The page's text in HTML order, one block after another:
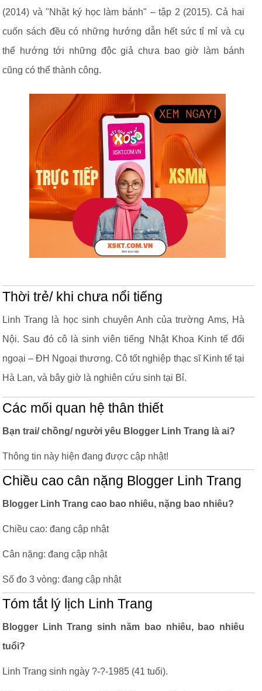
(2014) và "Nhật ký học làm bánh" – tập 2 (2015). Cả hai
cuốn sách đều có những hướng dẫn hết sức tỉ mỉ và cụ
thể hướng tới những độc giả chưa bao giờ làm bánh
cũng có thể thành công.
Thời trẻ/ khi chưa nổi tiếng
Linh Trang là học sinh chuyên Anh của trường Ams, Hà
Nội. Sau đó cô là sinh viên tiếng Nhật Khoa Kinh tế đối
ngoại – ĐH Ngoại thương. Cô tốt nghiệp thạc sĩ Kinh tế tại
Hà Lan, và bây giờ là nghiên cứu sinh tại Bỉ.
Các mối quan hệ thân thiết
Bạn trai/ chồng/ người yêu Blogger Linh Trang là ai?
Thông tin này hiện đang được cập nhật!
Chiều cao cân nặng Blogger Linh Trang
Blogger Linh Trang cao bao nhiêu, nặng bao nhiêu?
Chiều cao: đang cập nhật
Cân nặng: đang cập nhật
Số đo 3 vòng: đang cập nhật
Tóm tắt lý lịch Linh Trang
Blogger Linh Trang sinh năm bao nhiêu, bao nhiêu
tuổi?
Linh Trang sinh ngày ?-?-1985 (41 tuổi).